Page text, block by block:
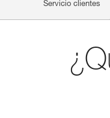
Servicio clientes